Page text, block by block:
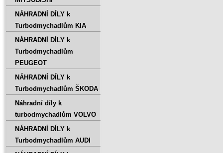
NÁHRADNÍ DÍLY k
Turbodmychadlům KIA
NÁHRADNÍ DÍLY k
Turbodmychadlům
PEUGEOT
NÁHRADNÍ DÍLY k
Turbodmychadlům ŠKODA
Náhradní díly k
turbodmychadlům VOLVO
NÁHRADNÍ DÍLY k
Turbodmychadlům AUDI